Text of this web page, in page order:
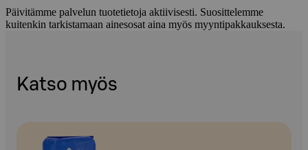
Päivitämme palvelun tuotetietoja aktiivisesti. Suosittelemme
kuitenkin tarkistamaan ainesosat aina myös myyntipakkauksesta.
Katso myös